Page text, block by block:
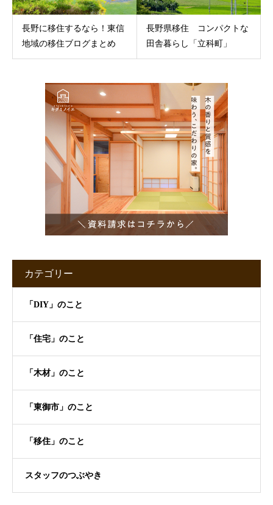
長野に移住するなら！東信
地域の移住ブログまとめ
長野県移住 コンパクトな
田舎暮らし「立科町」
カテゴリー
「DIY」のこと
「住宅」のこと
「木材」のこと
「東御市」のこと
「移住」のこと
スタッフのつぶやき